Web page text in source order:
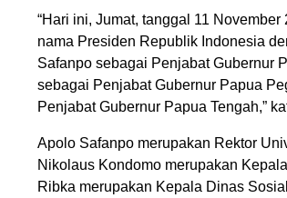
“Hari ini, Jumat, tanggal 11
nama Presiden Republik Indonesia
Safanpo sebagai Penjabat Gubernur
sebagai Penjabat Gubernur Papua
Penjabat Gubernur Papua Tengah,”
Apolo Safanpo merupakan Rektor
Nikolaus Kondomo merupakan
Ribka merupakan Kepala Dinas